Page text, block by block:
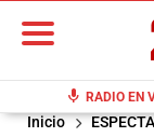
mic RADIO EN
Inicio